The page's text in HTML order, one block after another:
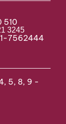
510
3245
7562444
5, 8, 9 -